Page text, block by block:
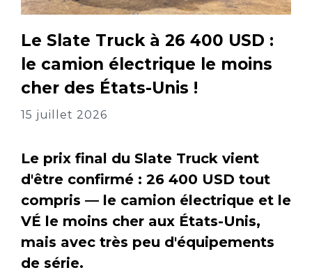
Le Slate Truck à 26 400 USD :
le camion électrique le moins
cher des États-Unis !
15 juillet 2026
Le prix final du Slate Truck vient
d'être confirmé : 26 400 USD tout
compris — le camion électrique et le
VÉ le moins cher aux États-Unis,
mais avec très peu d'équipements
de série.